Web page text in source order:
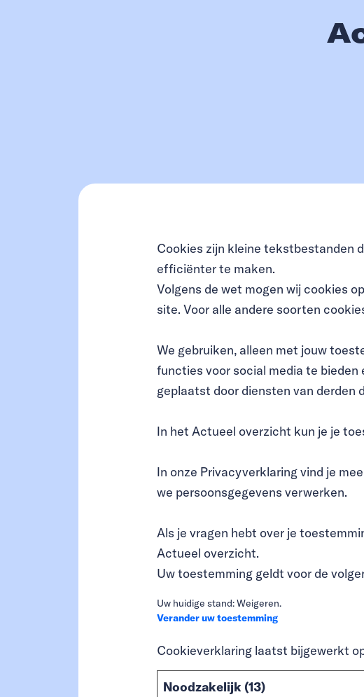
Cookies zijn kleine tekstbestanden
efficiënter te maken.
Volgens de wet mogen wij cookies
site. Voor alle andere soorten
We gebruiken, alleen met jouw
functies voor social media te
geplaatst door diensten van derden
In het Actueel overzicht kun je je
In onze Privacyverklaring vind je
we persoonsgegevens verwerken.
Als je vragen hebt over je
Actueel overzicht.
Uw toestemming geldt voor de
Uw huidige stand: Weigeren.
Verander uw toestemming
Cookieverklaring laatst bijgewerkt
Noodzakelijk (13)